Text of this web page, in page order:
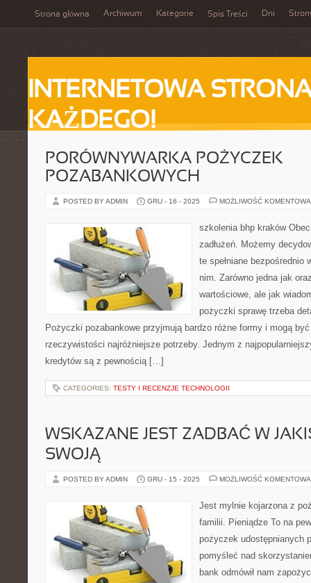
Strona główna Archiwum Kategorie Spis Treści Dni
INTERNETOWA
KAŻDEGO!
PORÓWNYWARKA POŻYCZEK
POZABANKOWYCH
POSTED BY ADMIN GRU - 16 - 2025 MOŻLIWOŚĆ
szkolenia bhp kraków
zadłużeń. Możemy
te spełniane bezpośrednio
nim. Zarówno jedna jak
wartościowe, ale jak
pożyczki sprawę trzeba
Pożyczki pozabankowe przyjmują bardzo różne formy i mogą
rzeczywistości najróżniejsze potrzeby. Jednym z
kredytów są z pewnością […]
CATEGORIES: TESTY I RECENZJE TECHNOLOGII
WSKAZANE JEST ZADBAĆ W
SWOJĄ
POSTED BY ADMIN GRU - 15 - 2025 MOŻLIWOŚĆ
Jest mylnie kojarzona z
familii. Pieniądze To na
pożyczek udostępnianych
pomyśleć nad
bank odmówił nam